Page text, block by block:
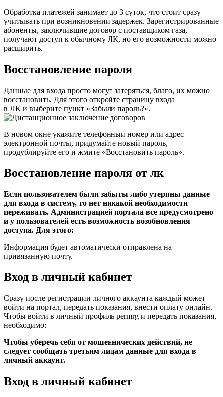
Обработка платежей занимает до 3 суток, что стоит сразу
учитывать при возникновении задержек. Зарегистрированные
абоненты, заключившие договор с поставщиком газа,
получают доступ к обычному ЛК, но его возможности можно
расширить.
Восстановление пароля
Данные для входа просто могут затеряться, благо, их можно
восстановить. Для этого откройте страницу входа
в ЛК и выберите пункт «Забыли пароль?».
В новом окне укажите телефонный номер или адрес
электронной почты, придумайте новый пароль,
продублируйте его и жмите «Восстановить пароль».
Восстановление пароля от лк
Если пользователем были забыты либо утеряны данные
для входа в систему, то нет никакой необходимости
переживать. Администрацией портала все предусмотрено
и у пользователей есть возможность возобновления
доступа. Для этого:
Информация будет автоматически отправлена на
привязанную почту.
Вход в личный кабинет
Сразу после регистрации личного аккаунта каждый может
войти на портал, передать показания, внести оплату онлайн.
Чтобы войти в личный профиль permrg и передать показания,
необходимо:
Чтобы уберечь себя от мошеннических действий, не
следует сообщать третьим лицам данные для входа в
личный аккаунт.
Вход в личный кабинет